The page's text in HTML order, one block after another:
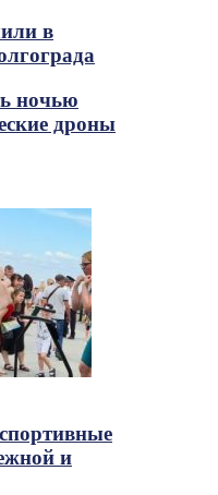
в
ночью
дроны
и